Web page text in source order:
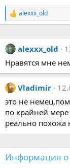
Р
е
к
ц
и
и
:
alexxx_old
alexxx_old
Нравятся мне
Vladimir
это не
по крайней
реально похожа
Информация